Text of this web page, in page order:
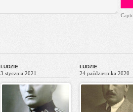
LUDZIE
3 stycznia 2021
LUDZIE
24 października 2020